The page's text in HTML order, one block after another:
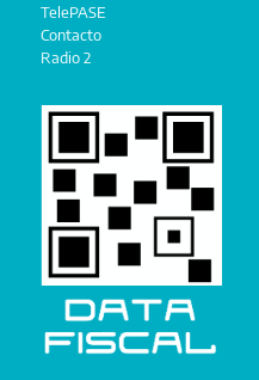
TelePASE
Contacto
Radio 2